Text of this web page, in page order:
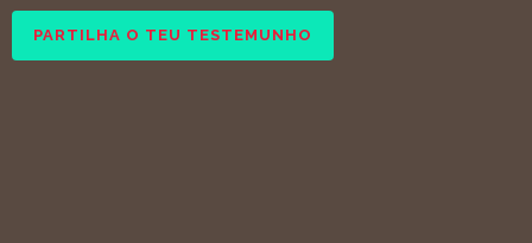
PARTILHA O TEU TESTEMUNHO